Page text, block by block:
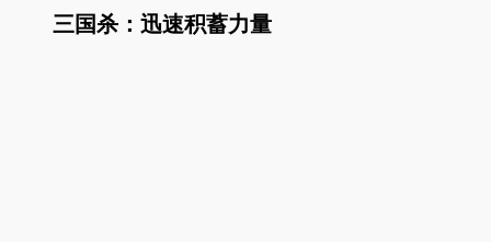
三国杀：迅速积蓄力量